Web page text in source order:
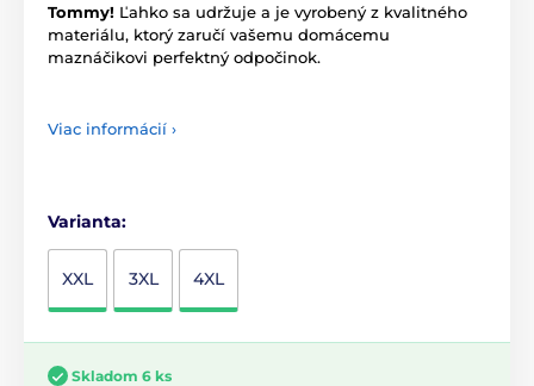
Tommy! Ľahko sa udržuje a je vyrobený z kvalitného
materiálu, ktorý zaručí vašemu domácemu
maznáčikovi perfektný odpočinok.
Viac informácií ›
Varianta:
XXL 3XL 4XL
Skladom 6 ks